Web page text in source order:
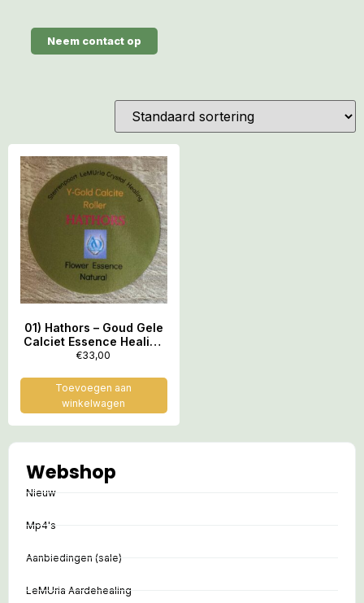
Webshop
Nieuw
Mp4's
Aanbiedingen (sale)
LeMUria Aardehealing
Neem contact op
01) Hathors – Goud Gele
Calciet Essence Healing
Roller
€33,00
Toevoegen aan
winkelwagen